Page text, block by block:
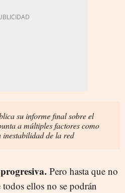
su informe final sobre el
a múltiples factores como
inestabilidad de la red
Pero hasta que no
ellos no se podrán